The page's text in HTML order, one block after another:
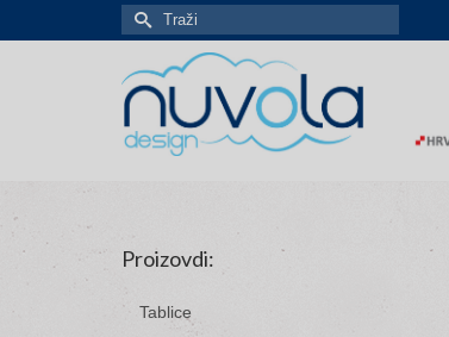
Search
for:
Proizovdi:
Tablice